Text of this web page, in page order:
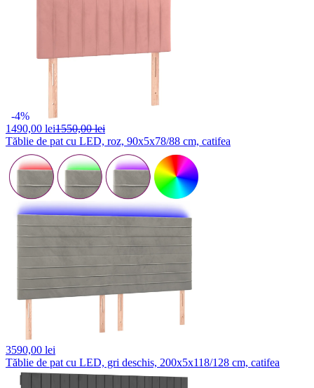
-4%
1490,00 lei1550,00 lei
Tăblie de pat cu LED, roz, 90x5x78/88 cm, catifea
3590,00 lei
Tăblie de pat cu LED, gri deschis, 200x5x118/128 cm, catifea